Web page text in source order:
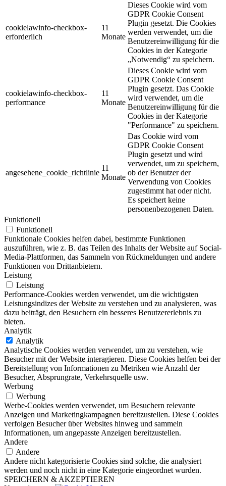
cookielawinfo-checkbox-
erforderlich
11
Monate
Dieses Cookie wird vom
GDPR Cookie Consent
Plugin gesetzt. Die Cookies
werden verwendet, um die
Benutzereinwilligung für die
Cookies in der Kategorie
„Notwendig“ zu speichern.
cookielawinfo-checkbox-
performance
11
Monate
Dieses Cookie wird vom
GDPR Cookie Consent
Plugin gesetzt. Das Cookie
wird verwendet, um die
Benutzereinwilligung für die
Cookies in der Kategorie
"Performance" zu speichern.
angesehene_cookie_richtlinie
11
Monate
Das Cookie wird vom
GDPR Cookie Consent
Plugin gesetzt und wird
verwendet, um zu speichern,
ob der Benutzer der
Verwendung von Cookies
zugestimmt hat oder nicht.
Es speichert keine
personenbezogenen Daten.
Funktionell
Funktionell
Funktionale Cookies helfen dabei, bestimmte Funktionen
auszuführen, wie z. B. das Teilen des Inhalts der Website auf Social-
Media-Plattformen, das Sammeln von Rückmeldungen und andere
Funktionen von Drittanbietern.
Leistung
Leistung
Performance-Cookies werden verwendet, um die wichtigsten
Leistungsindizes der Website zu verstehen und zu analysieren, was
dazu beiträgt, den Besuchern ein besseres Benutzererlebnis zu
bieten.
Analytik
Analytik
Analytische Cookies werden verwendet, um zu verstehen, wie
Besucher mit der Website interagieren. Diese Cookies helfen bei der
Bereitstellung von Informationen zu Metriken wie Anzahl der
Besucher, Absprungrate, Verkehrsquelle usw.
Werbung
Werbung
Werbe-Cookies werden verwendet, um Besuchern relevante
Anzeigen und Marketingkampagnen bereitzustellen. Diese Cookies
verfolgen Besucher über Websites hinweg und sammeln
Informationen, um angepasste Anzeigen bereitzustellen.
Andere
Andere
Andere nicht kategorisierte Cookies sind solche, die analysiert
werden und noch nicht in eine Kategorie eingeordnet wurden.
SPEICHERN & AKZEPTIEREN